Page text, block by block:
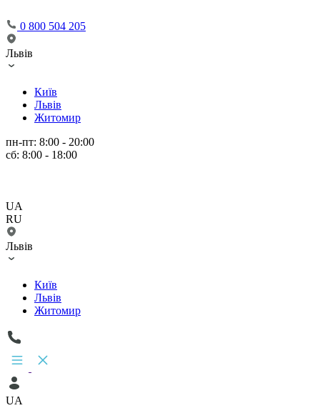
0 800 504 205
Львів
Київ
Львів
Житомир
пн-пт: 8:00 - 20:00
сб: 8:00 - 18:00
UA
RU
Львів
Київ
Львів
Житомир
UA